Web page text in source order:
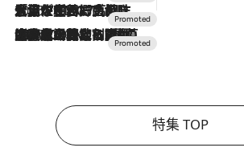
2026.7.17
「土佐和ハーブかき氷」がOMO7高知に登場！生姜、山椒、大葉など目にも舌にも涼を呼ぶ郷土の味
2026.7.10
NEW OPEN！【界 草津】名湯の地に誕生。趣の異なる2種の温泉と上州ならではの会席・蕎麦割烹など美食を味わう究極の癒やし旅
特集 TOP